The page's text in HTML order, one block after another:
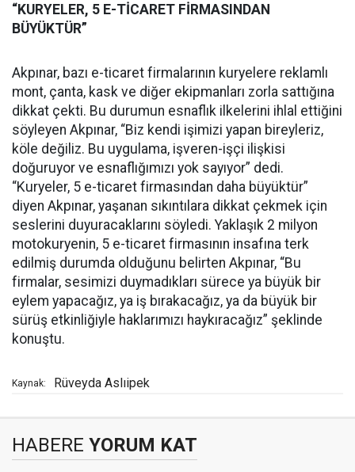
“KURYELER, 5 E-TİCARET FİRMASINDAN
BÜYÜKTÜR”
Akpınar, bazı e-ticaret firmalarının kuryelere reklamlı
mont, çanta, kask ve diğer ekipmanları zorla sattığına
dikkat çekti. Bu durumun esnaflık ilkelerini ihlal ettiğini
söyleyen Akpınar, “Biz kendi işimizi yapan bireyleriz,
köle değiliz. Bu uygulama, işveren-işçi ilişkisi
doğuruyor ve esnaflığımızı yok sayıyor” dedi.
“Kuryeler, 5 e-ticaret firmasından daha büyüktür”
diyen Akpınar, yaşanan sıkıntılara dikkat çekmek için
seslerini duyuracaklarını söyledi. Yaklaşık 2 milyon
motokuryenin, 5 e-ticaret firmasının insafına terk
edilmiş durumda olduğunu belirten Akpınar, “Bu
firmalar, sesimizi duymadıkları sürece ya büyük bir
eylem yapacağız, ya iş bırakacağız, ya da büyük bir
sürüş etkinliğiyle haklarımızı haykıracağız” şeklinde
konuştu.
Kaynak: Rüveyda Aslıipek
HABERE YORUM KAT